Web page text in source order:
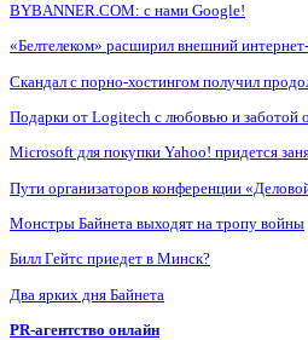
BYBANNER.COM: c нами Google!
«Белтелеком» расширил внешний
Скандал с порно-хостингом получил
Подарки от Logitech с любовью и
Microsoft для покупки Yahoo! придется
Пути организаторов конференции
Монстры Байнета выходят на тропу войны
Билл Гейтс приедет в Минск?
Два ярких дня Байнета
PR-агентство онлайн